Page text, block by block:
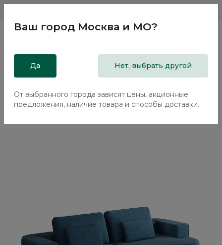
Главная Мягкая мебель
Диваны
Прямой диван Баффин / Baffin ММ113.75 с механизмом
Ваш город Москва и МО?
Да Нет, выбрать другой
От выбранного города зависят цены, акционные
предложения, наличие товара и способы доставки.